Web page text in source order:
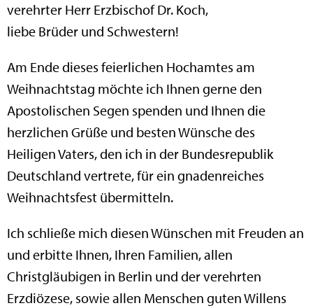
verehrter Herr Erzbischof Dr. Koch,
liebe Brüder und Schwestern!
Am Ende dieses feierlichen Hochamtes am
Weihnachtstag möchte ich Ihnen gerne den
Apostolischen Segen spenden und Ihnen die
herzlichen Grüße und besten Wünsche des
Heiligen Vaters, den ich in der Bundesrepublik
Deutschland vertrete, für ein gnadenreiches
Weihnachtsfest übermitteln.
Ich schließe mich diesen Wünschen mit Freuden an
und erbitte Ihnen, Ihren Familien, allen
Christgläubigen in Berlin und der verehrten
Erzdiözese, sowie allen Menschen guten Willens